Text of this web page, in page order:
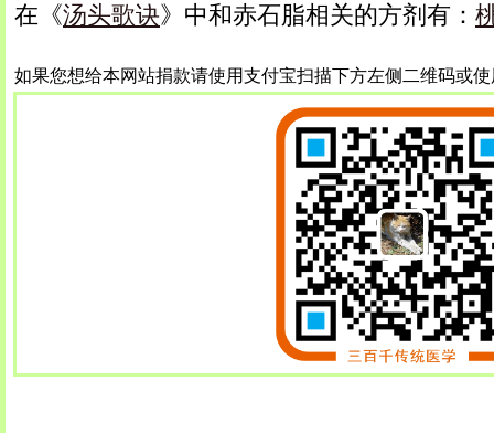
在《汤头歌诀》中和赤石脂相关的方剂有：
如果您想给本网站捐款请使用支付宝扫描下方左侧二维码或